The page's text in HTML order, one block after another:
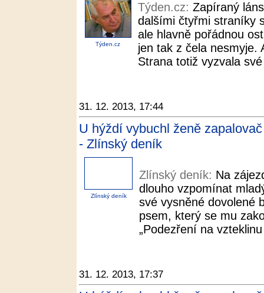
Týden.cz
Týden.cz: Zapíraný
dalšími čtyřmi straníky
ale hlavně pořádnou
jen tak z čela nesmyje.
Strana totiž vyzvala
31. 12. 2013, 17:44
U hýždí vybuchl ženě
- Zlínský deník
Zlínský deník
Zlínský deník: Na
dlouho vzpomínat
své vysněné dovolené
psem, který se mu
„Podezření na
31. 12. 2013, 17:37